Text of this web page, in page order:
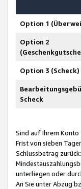
Option 1
Option 2
Option 3 (Scheck)
Scheck
Sind auf Ihrem
Frist von sieben
Schlussbetrag
unterliegen oder
An Sie unter Abzug